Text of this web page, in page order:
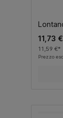
11,73
11,59 €*
Prezzo